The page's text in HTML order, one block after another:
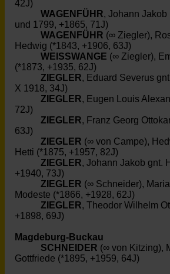
42J)
WAGENFÜHR, Johann
und 1799, +1865, 71J)
WAGENFÜHR (∞ Ziegler),
Hedwig (*1843, +1906, 63J)
WEISSWANGE (∞ Ziegler),
(*1873, +1935, 62J)
ZIEGLER, Eduard Severus
X 1918, 34J)
ZIEGLER, Eugen Louis
72J)
ZIEGLER, Franz Georg
63J)
ZIEGLER (∞ von Campe),
Hetti (*1875, +1957, 82J)
ZIEGLER, Johann Jakob gnt.
+1940, 73J)
ZIEGLER (∞ Schneider),
Modeste (*1866, +1928, 62J)
ZIEGLER, Theodor Wilhelm
+1898, 69J)
Magdeburg-Buckau
SCHNEIDER (∞ von Kitzing),
Gottfriede (*1895, +1959, 64J)